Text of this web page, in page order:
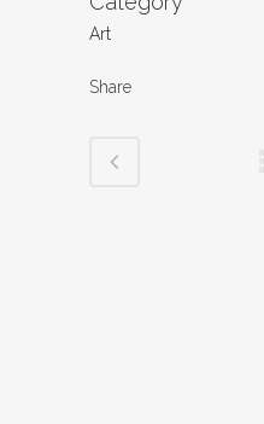
Art
Share